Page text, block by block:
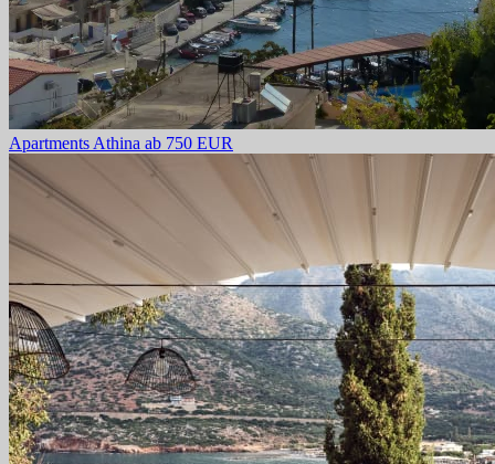
Apartments Athina ab 750 EUR